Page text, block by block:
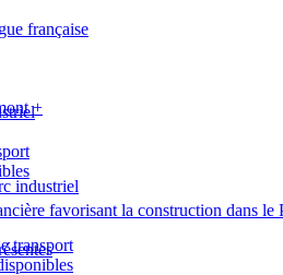
favorisant la construction dans le
française
+
industriel
transport